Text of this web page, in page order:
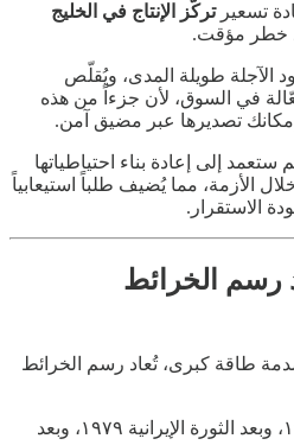
تسعيرتركّز الإنتاج في الخليج
خطر مؤقت.
الآجلة طويلة المدى، ويُقلّص
في السوق، لأن جزءاً من هذه
تصديرها عبر مضيق آمن.
إلى إعادة بناء احتياطياتها
الأزمة، مما يُضيف طلباً استيعابياً
الاستقرار.
طاقة كبرى، تُعاد رسم الخرائط
حدث هذا بعد حرب أكتوبر ١٩٧٣، وبعد الثورة الإيرانية ١٩٧٩، وبعد